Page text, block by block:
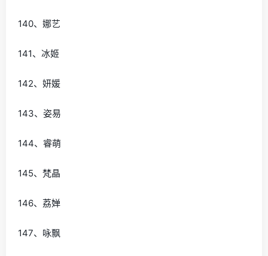
140、娜艺
141、冰姬
142、妍媛
143、姿易
144、睿萌
145、梵晶
146、荔婵
147、咏飘